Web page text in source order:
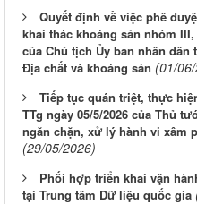
Quyết định về việc phê
khai thác khoáng sản nhóm
của Chủ tịch Ủy ban nhân
Địa chất và khoáng sản (01/
Tiếp tục quán triệt, thực
TTg ngày 05/5/2026 của Thủ
ngăn chặn, xử lý hành vi xâm
(29/05/2026)
Phối hợp triển khai vận
tại Trung tâm Dữ liệu quốc gia